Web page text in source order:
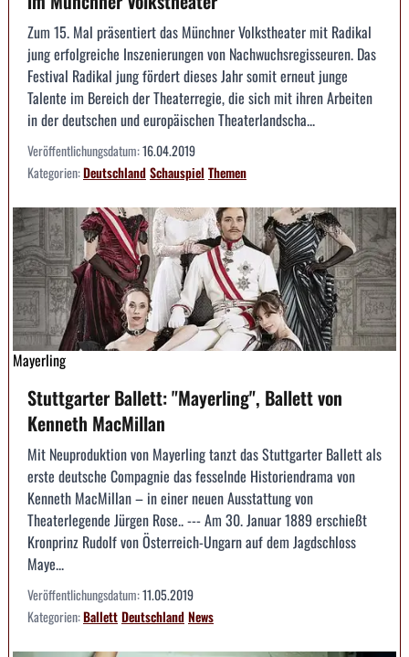
Zum 15. Mal präsentiert das Münchner Volkstheater mit Radikal
jung erfolgreiche Inszenierungen von Nachwuchsregisseuren. Das
Festival Radikal jung fördert dieses Jahr somit erneut junge
Talente im Bereich der Theaterregie, die sich mit ihren Arbeiten
in der deutschen und europäischen Theaterlandscha...
Veröffentlichungsdatum:16.04.2019
Kategorien:DeutschlandSchauspiel Themen
Mayerling
Stuttgarter Ballett: "Mayerling", Ballett von
Kenneth MacMillan
Mit Neuproduktion von Mayerling tanzt das Stuttgarter Ballett als
erste deutsche Compagnie das fesselnde Historiendrama von
Kenneth MacMillan – in einer neuen Ausstattung von
Theaterlegende Jürgen Rose.. --- Am 30. Januar 1889 erschießt
Kronprinz Rudolf von Österreich-Ungarn auf dem Jagdschloss
Maye...
Veröffentlichungsdatum:11.05.2019
Kategorien:BallettDeutschlandNews